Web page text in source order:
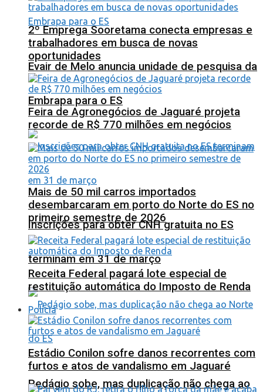
Evair de Melo anuncia unidade de pesquisa da
Embrapa para o ES
Inscrições para obter CNH gratuita no ES
terminam em 31 de março
Pedágio sobe, mas duplicação não chega ao
2º Emprega Sooretama conecta empresas e
trabalhadores em busca de novas
oportunidades
Feira de Agronegócios de Jaguaré projeta
recorde de R$ 770 milhões em negócios
Mais de 50 mil carros importados
desembarcaram em porto do Norte do ES no
primeiro semestre de 2026
Receita Federal pagará lote especial de
restituição automática do Imposto de Renda
Polícia
Estádio Conilon sofre danos recorrentes com
furtos e atos de vandalismo em Jaguaré